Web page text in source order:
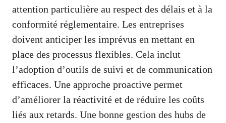
attention particulière au respect des délais et à la
conformité réglementaire. Les entreprises
doivent anticiper les imprévus en mettant en
place des processus flexibles. Cela inclut
l’adoption d’outils de suivi et de communication
efficaces. Une approche proactive permet
d’améliorer la réactivité et de réduire les coûts
liés aux retards. Une bonne gestion des hubs de